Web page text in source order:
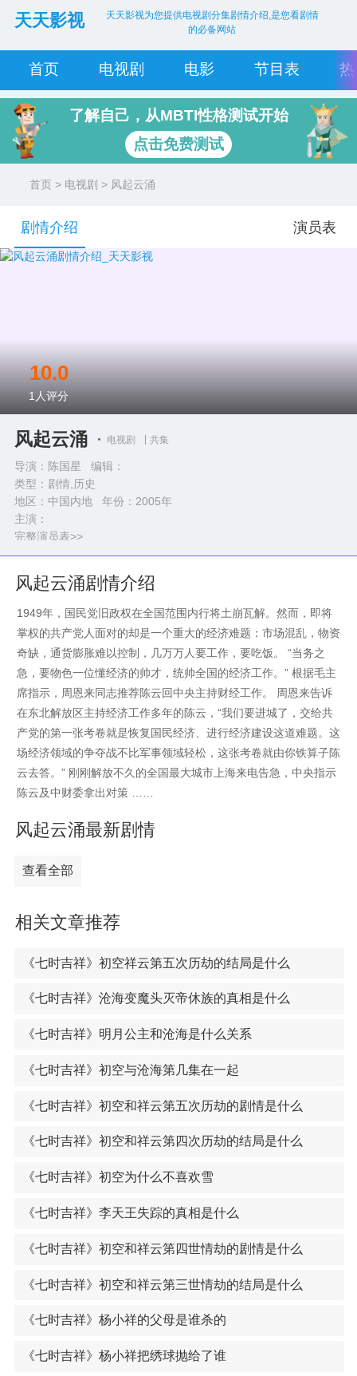
天天影视
天天影视为您提供电视剧分集剧情介绍,是您看剧情
的必备网站
首页 电视剧 电影 节目表
了解自己，从MBTI性格测试开始
点击免费测试
首页 > 电视剧 > 风起云涌
剧情介绍 演员表
风起云涌 电视剧 共集
导演：陈国星 编辑：
类型： 剧情,历史
地区：中国内地 年份： 2005年
主演：
完整演员表>>
10.0
1 人评分
风起云涌剧情介绍
1949年，国民党旧政权在全国范围内行将土崩瓦解。然而，即将
掌权的共产党人面对的却是一个重大的经济难题：市场混乱，物资
奇缺，通货膨胀难以控制，几万万人要工作，要吃饭。 “当务之
急，要物色一位懂经济的帅才，统帅全国的经济工作。” 根据毛主
席指示，周恩来同志推荐陈云回中央主持财经工作。 周恩来告诉
在东北解放区主持经济工作多年的陈云，“我们要进城了，交给共
产党的第一张考卷就是恢复国民经济、进行经济建设这道难题。这
场经济领域的争夺战不比军事领域轻松，这张考卷就由你铁算子陈
云去答。” 刚刚解放不久的全国最大城市上海来电告急，中央指示
陈云及中财委拿出对策 ……
风起云涌最新剧情
查看全部
相关文章推荐
《七时吉祥》初空祥云第五次历劫的结局是什么
《七时吉祥》沧海变魔头灭帝休族的真相是什么
《七时吉祥》明月公主和沧海是什么关系
《七时吉祥》初空与沧海第几集在一起
《七时吉祥》初空和祥云第五次历劫的剧情是什么
《七时吉祥》初空和祥云第四次历劫的结局是什么
《七时吉祥》初空为什么不喜欢雪
《七时吉祥》李天王失踪的真相是什么
《七时吉祥》初空和祥云第四世情劫的剧情是什么
《七时吉祥》初空和祥云第三世情劫的结局是什么
《七时吉祥》杨小祥的父母是谁杀的
《七时吉祥》杨小祥把绣球抛给了谁